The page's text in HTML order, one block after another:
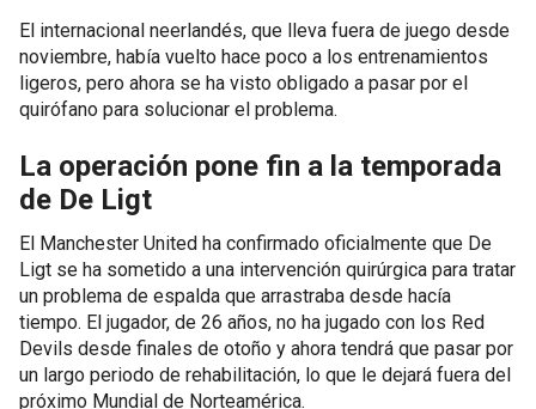
El internacional neerlandés, que lleva fuera de juego desde
noviembre, había vuelto hace poco a los entrenamientos
ligeros, pero ahora se ha visto obligado a pasar por el
quirófano para solucionar el problema.
La operación pone fin a la temporada
de De Ligt
El Manchester United ha confirmado oficialmente que De
Ligt se ha sometido a una intervención quirúrgica para tratar
un problema de espalda que arrastraba desde hacía
tiempo. El jugador, de 26 años, no ha jugado con los Red
Devils desde finales de otoño y ahora tendrá que pasar por
un largo periodo de rehabilitación, lo que le dejará fuera del
próximo Mundial de Norteamérica.